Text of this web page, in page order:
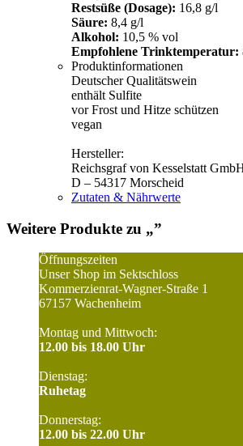
Restsüße (Dosage): 16,8 g/l
Säure: 8,4 g/l
Alkohol: 10,5 % vol
Empfohlene Trinktemperatur:
Produktinformationen
Deutscher Qualitätswein
enthält Sulfite
vor Frost und Hitze schützen
vegan
Hersteller:
Reichsgraf von Kesselstatt
D – 54317 Morscheid
Zutaten & Nährwerte
Weitere Produkte zu „”
Öffnungszeiten
Unser Shop im Sektschloss
Kommerzienrat-Wagner-Straße 1
67157 Wachenheim
Montag und Mittwoch:
12.00 bis 18.00 Uhr
Dienstag:
Ruhetag
Donnerstag:
12.00 bis 22.00 Uhr